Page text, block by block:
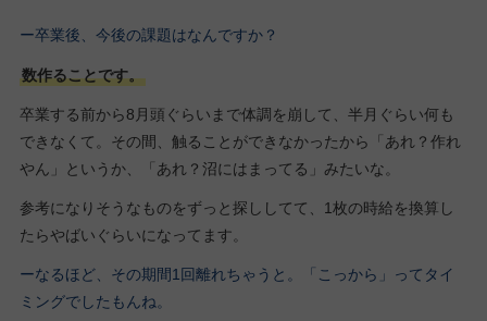
ー卒業後、今後の課題はなんですか？
数作ることです。
卒業する前から8月頭ぐらいまで体調を崩して、半月ぐらい何も
できなくて。その間、触ることができなかったから「あれ？作れ
やん」というか、「あれ？沼にはまってる」みたいな。
参考になりそうなものをずっと探ししてて、1枚の時給を換算し
たらやばいぐらいになってます。
ーなるほど、その期間1回離れちゃうと。「こっから」ってタイ
ミングでしたもんね。